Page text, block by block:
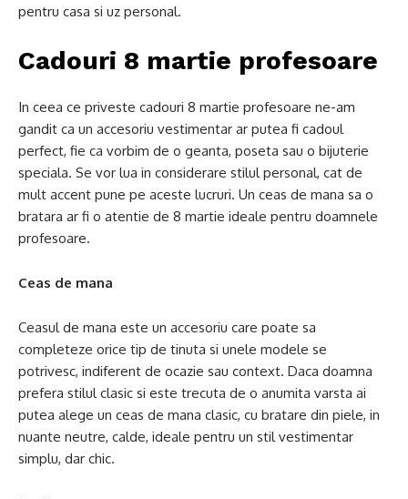
pentru casa si uz personal.
Cadouri 8 martie profesoare
In ceea ce priveste cadouri 8 martie profesoare ne-am
gandit ca un accesoriu vestimentar ar putea fi cadoul
perfect, fie ca vorbim de o geanta, poseta sau o bijuterie
speciala. Se vor lua in considerare stilul personal, cat de
mult accent pune pe aceste lucruri. Un ceas de mana sa o
bratara ar fi o atentie de 8 martie ideale pentru doamnele
profesoare.
Ceas de mana
Ceasul de mana este un accesoriu care poate sa
completeze orice tip de tinuta si unele modele se
potrivesc, indiferent de ocazie sau context. Daca doamna
prefera stilul clasic si este trecuta de o anumita varsta ai
putea alege un ceas de mana clasic, cu bratare din piele, in
nuante neutre, calde, ideale pentru un stil vestimentar
simplu, dar chic.